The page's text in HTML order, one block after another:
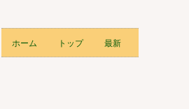
ホーム トップ 最新